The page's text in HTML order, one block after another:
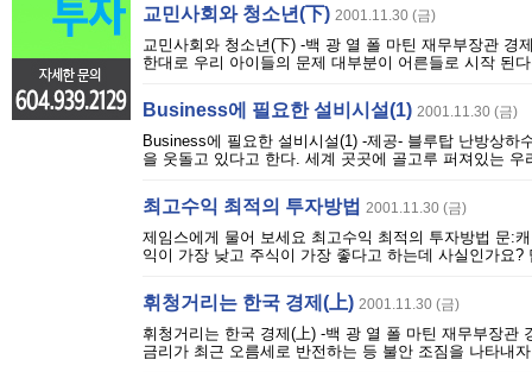
교민사회와 청소년(下) 2001.11.30 (금)
교민사회와 청소년(下) -백 광 열 폴 마틴 재무부장관 경
한대로 우리 아이들의 문제 대부분이 어른들로 시작 된
Business에 필요한 설비시설(1) 2001.11.30 (금)
Business에 필요한 설비시설(1) -제공- 블루탑 난방상하
을 웃돌고 있다고 한다. 세계 곳곳에 골고루 퍼져있는
최고수익 최적의 투자방법 2001.11.30 (금)
제임스에게 물어 보세요 최고수익 최적의 투자방법 문:
익이 가장 낮고 주식이 가장 좋다고 하는데 사실인가요
휘청거리는 한국 경제(上) 2001.11.30 (금)
휘청거리는 한국 경제(上) -백 광 열 폴 마틴 재무부장관
금리가 최근 오름세로 반전하는 등 불안 조짐을 나타내